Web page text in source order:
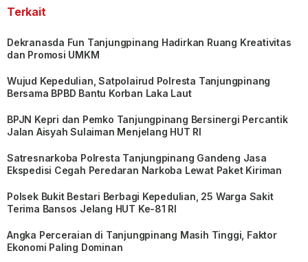
Terkait
Dekranasda Fun Tanjungpinang Hadirkan Ruang Kreativitas
dan Promosi UMKM
Wujud Kepedulian, Satpolairud Polresta Tanjungpinang
Bersama BPBD Bantu Korban Laka Laut
BPJN Kepri dan Pemko Tanjungpinang Bersinergi Percantik
Jalan Aisyah Sulaiman Menjelang HUT RI
Satresnarkoba Polresta Tanjungpinang Gandeng Jasa
Ekspedisi Cegah Peredaran Narkoba Lewat Paket Kiriman
Polsek Bukit Bestari Berbagi Kepedulian, 25 Warga Sakit
Terima Bansos Jelang HUT Ke-81 RI
Angka Perceraian di Tanjungpinang Masih Tinggi, Faktor
Ekonomi Paling Dominan